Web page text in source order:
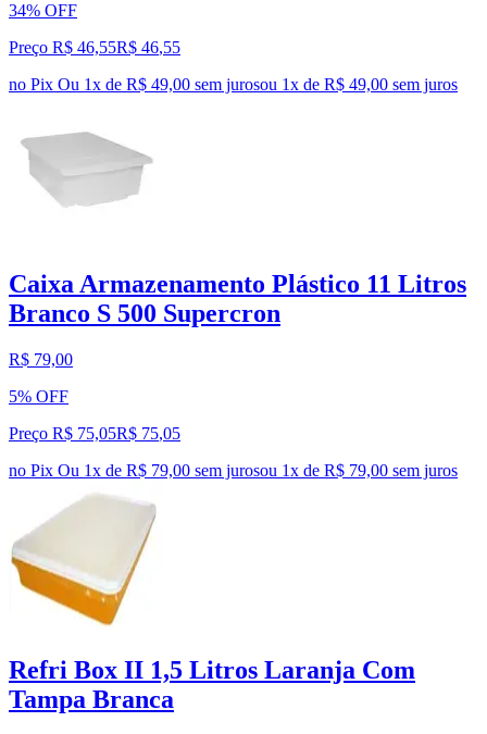
34% OFF
Preço R$ 46,55R$ 46,55
no Pix Ou 1x de R$ 49,00 sem jurosou 1x de R$ 49,00 sem juros
Caixa Armazenamento Plástico 11 Litros
Branco S 500 Supercron
R$ 79,00
5% OFF
Preço R$ 75,05R$ 75,05
no Pix Ou 1x de R$ 79,00 sem jurosou 1x de R$ 79,00 sem juros
Refri Box II 1,5 Litros Laranja Com
Tampa Branca